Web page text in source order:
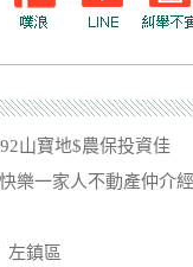
山寶地$農保投資佳
樂一家人不動產仲介
左鎮區